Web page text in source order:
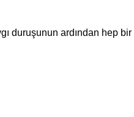
ardından hep bir